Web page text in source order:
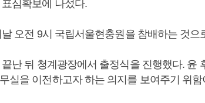
심확보에 나섰다.
오전 9시 국립서울현충원을 참배하는 것으
난 뒤 청계광장에서 출정식을 진행했다. 윤
실을 이전하고자 하는 의지를 보여주기 위함